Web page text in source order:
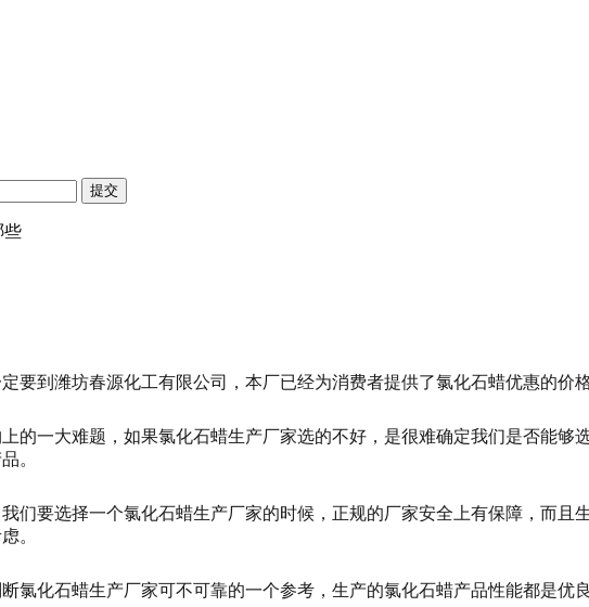
些
要到潍坊春源化工有限公司，本厂已经为消费者提供了氯化石蜡优惠的价
的一大难题，如果氯化石蜡生产厂家选的不好，是很难确定我们是否能
。
们要选择一个氯化石蜡生产厂家的时候，正规的厂家安全上有保障，而
。
氯化石蜡生产厂家可不可靠的一个参考，生产的氯化石蜡产品性能都是优